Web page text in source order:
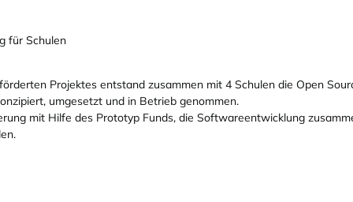
für Schulen
Projektes entstand zusammen mit 4 Schulen die Open
umgesetzt und in Betrieb genommen.
mit Hilfe des Prototyp Funds, die Softwareentwicklung